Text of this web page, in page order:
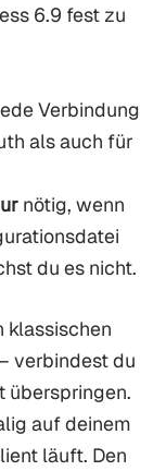
6.9 fest zu
Verbindung
als auch für
nötig, wenn
du es nicht.
klassischen
verbindest du
überspringen.
auf deinem
läuft. Den